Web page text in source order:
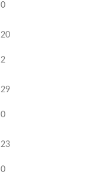
0
20
2
29
0
23
0